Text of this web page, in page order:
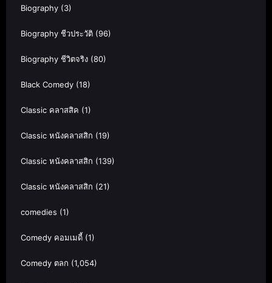
Biography (3)
Biography ชีวประวัติ (96)
Biography ชีวิตจริง (80)
Black Comedy (18)
Classic คลาสสิค (1)
Classic หนังคลาสสิก (19)
Classic หนังคลาสสิก (139)
Classic หนังคลาสสิก (21)
comedies (1)
Comedy คอมเมดี้ (1)
Comedy ตลก (1,054)